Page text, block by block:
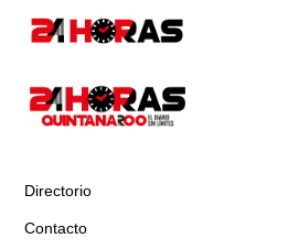
Directorio
Contacto